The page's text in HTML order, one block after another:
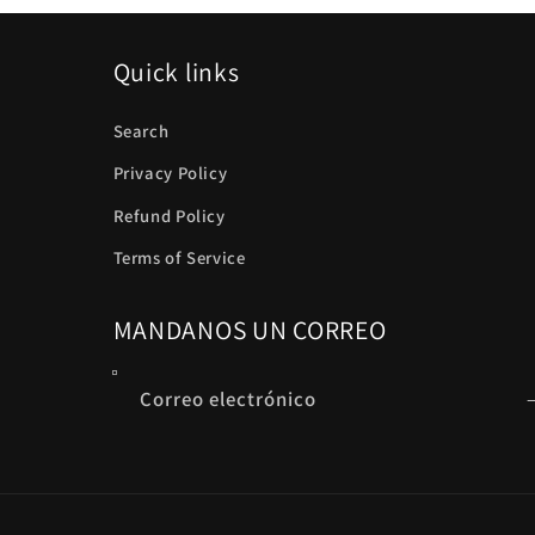
Quick links
Search
Privacy Policy
Refund Policy
Terms of Service
MANDANOS UN CORREO
Correo electrónico